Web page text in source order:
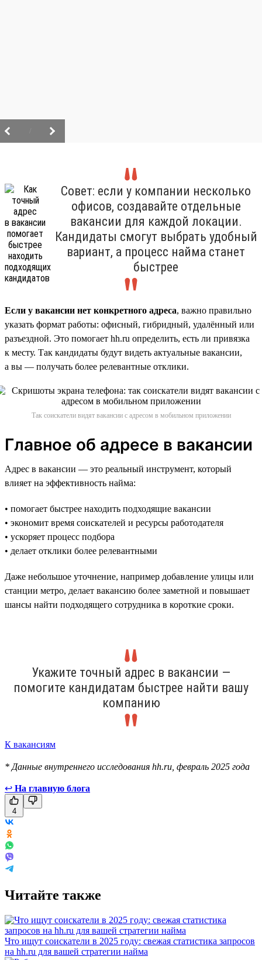
Совет: если у компании несколько
офисов, создавайте отдельные
вакансии для каждой локации.
Кандидаты смогут выбрать удобный
вариант, а процесс найма станет
быстрее
Если у вакансии нет конкретного адреса, важно правильно
указать формат работы: офисный, гибридный, удалённый или
разъездной. Это помогает hh.ru определить, есть ли привязка
к месту. Так кандидаты будут видеть актуальные вакансии,
а вы — получать более релевантные отклики.
Так соискатели видят вакансии с адресом в мобильном приложении
Главное об адресе в вакансии
Адрес в вакансии — это реальный инструмент, который
влияет на эффективность найма:
• помогает быстрее находить подходящие вакансии
• экономит время соискателей и ресурсы работодателя
• ускоряет процесс подбора
• делает отклики более релевантными
Даже небольшое уточнение, например добавление улицы или
станции метро, делает вакансию более заметной и повышает
шансы найти подходящего сотрудника в короткие сроки.
Укажите точный адрес в вакансии —
помогите кандидатам быстрее найти вашу
компанию
К вакансиям
* Данные внутреннего исследования hh.ru, февраль 2025 года
↩ На главную блога
4
Читайте также
Что ищут соискатели в 2025 году: свежая статистика запросов
на hh.ru для вашей стратегии найма